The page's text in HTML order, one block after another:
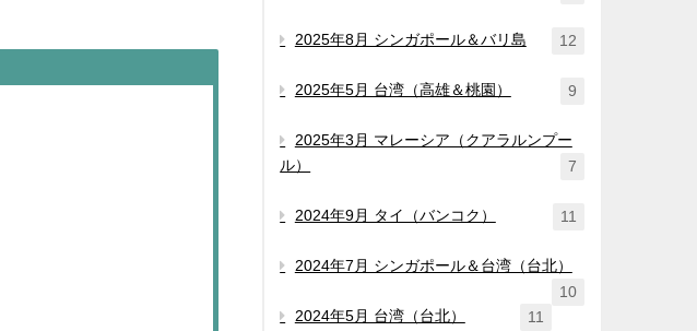
2025年8月 シンガポール＆バリ島 12
2025年5月 台湾（高雄＆桃園） 9
2025年3月 マレーシア（クアラルンプー
ル）
7
2024年9月 タイ（バンコク） 11
2024年7月 シンガポール＆台湾（台北）
10
2024年5月 台湾（台北）
11